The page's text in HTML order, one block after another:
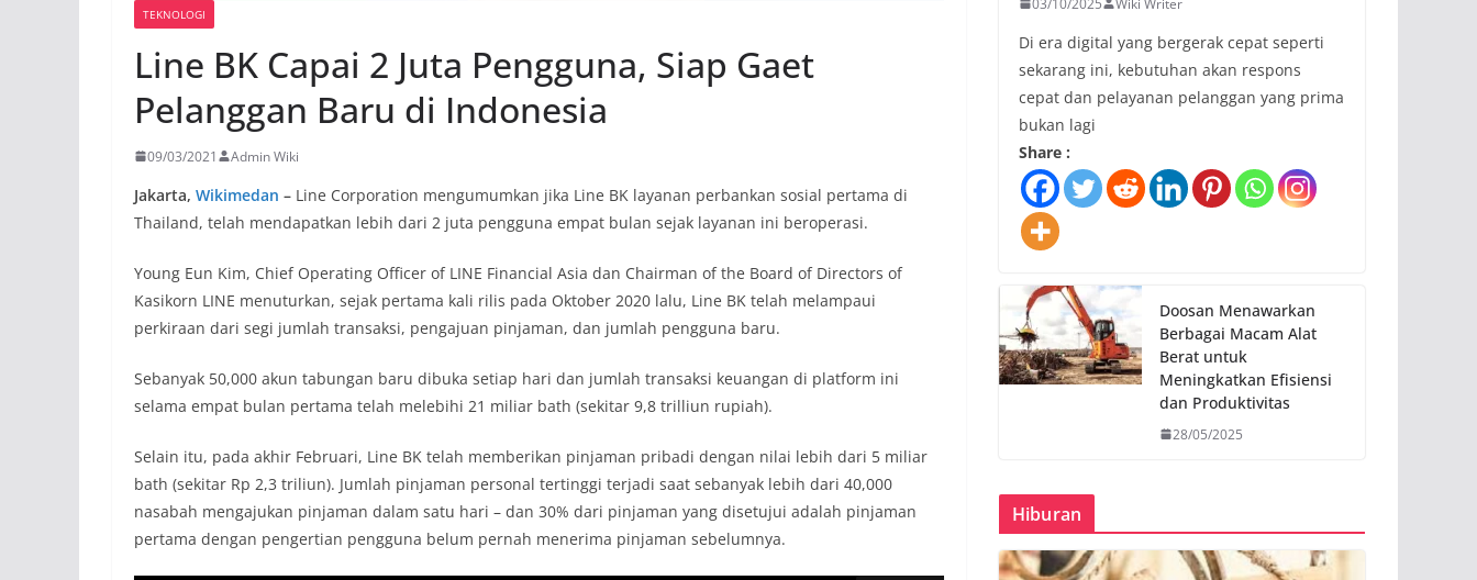
TEKNOLOGI
Line BK Capai 2 Juta Pengguna, Siap Gaet
Pelanggan Baru di Indonesia
09/03/2021 Admin Wiki
Jakarta, Wikimedan – Line Corporation mengumumkan jika Line BK layanan perbankan sosial pertama di
Thailand, telah mendapatkan lebih dari 2 juta pengguna empat bulan sejak layanan ini beroperasi.
Young Eun Kim, Chief Operating Officer of LINE Financial Asia dan Chairman of the Board of Directors of
Kasikorn LINE menuturkan, sejak pertama kali rilis pada Oktober 2020 lalu, Line BK telah melampaui
perkiraan dari segi jumlah transaksi, pengajuan pinjaman, dan jumlah pengguna baru.
Sebanyak 50,000 akun tabungan baru dibuka setiap hari dan jumlah transaksi keuangan di platform ini
selama empat bulan pertama telah melebihi 21 miliar bath (sekitar 9,8 trilliun rupiah).
Selain itu, pada akhir Februari, Line BK telah memberikan pinjaman pribadi dengan nilai lebih dari 5 miliar
bath (sekitar Rp 2,3 triliun). Jumlah pinjaman personal tertinggi terjadi saat sebanyak lebih dari 40,000
nasabah mengajukan pinjaman dalam satu hari – dan 30% dari pinjaman yang disetujui adalah pinjaman
pertama dengan pengertian pengguna belum pernah menerima pinjaman sebelumnya.
03/10/2025 Wiki Writer
Di era digital yang bergerak cepat seperti
sekarang ini, kebutuhan akan respons
cepat dan pelayanan pelanggan yang prima
bukan lagi
Share :
Doosan Menawarkan
Berbagai Macam Alat
Berat untuk
Meningkatkan Efisiensi
dan Produktivitas
28/05/2025
Hiburan